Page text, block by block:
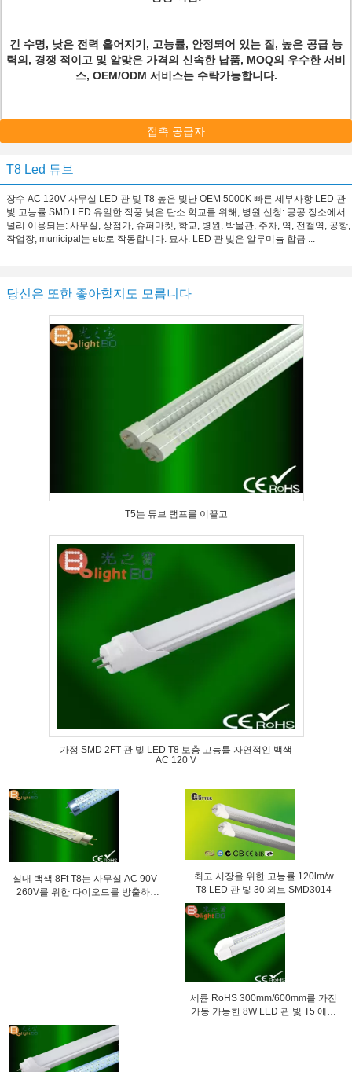
긴 수명, 낮은 전력 흩어지기, 고능률, 안정되어 있는 질, 높은 공급 능
력의, 경쟁 적이고 및 알맞은 가격의 신속한 납품, MOQ의 우수한 서비
스, OEM/ODM 서비스는 수락가능합니다.
접촉 공급자
T8 Led 튜브
장수 AC 120V 사무실 LED 관 빛 T8 높은 빛난 OEM 5000K 빠른 세부사항 LED 관
빛 고능률 SMD LED 유일한 작풍 낮은 탄소 학교를 위해, 병원 신청: 공공 장소에서
널리 이용되는: 사무실, 상점가, 슈퍼마켓, 학교, 병원, 박물관, 주차, 역, 전철역, 공항,
작업장, municipal는 etc로 작동합니다. 묘사: LED 관 빛은 알루미늄 합금 ...
당신은 또한 좋아할지도 모릅니다
T5는 튜브 램프를 이끌고
가정 SMD 2FT 관 빛 LED T8 보충 고능률 자연적인 백색
AC 120 V
실내 백색 8Ft T8는 사무실 AC 90V -
260V를 위한 다이오드를 방출하는
최고 시장을 위한 고능률 120lm/w
T8 LED 관 빛 30 와트 SMD3014
세륨 RoHS 300mm/600mm를 가진
가동 가능한 8W LED 관 빛 T5 에너